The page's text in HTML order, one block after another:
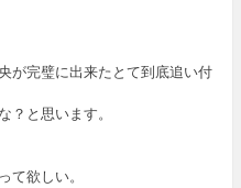
が完璧に出来たとて到底追い付
と思います。
て欲しい。